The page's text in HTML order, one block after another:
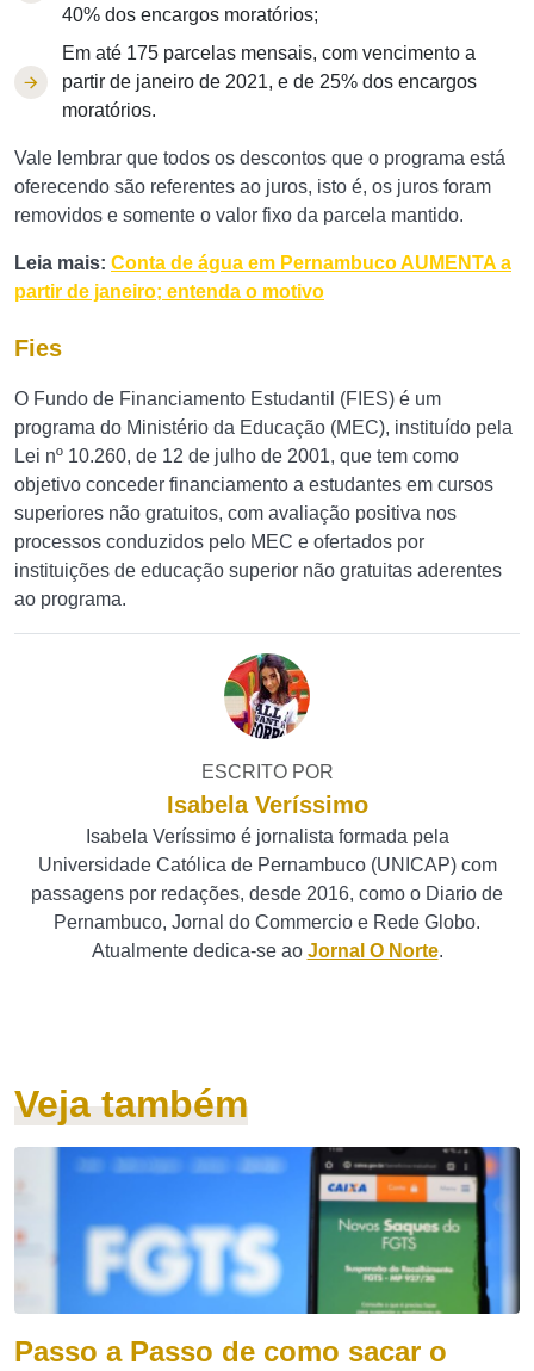
40% dos encargos moratórios;
Em até 175 parcelas mensais, com vencimento a
partir de janeiro de 2021, e de 25% dos encargos
moratórios.
Vale lembrar que todos os descontos que o programa está
oferecendo são referentes ao juros, isto é, os juros foram
removidos e somente o valor fixo da parcela mantido.
Leia mais: Conta de água em Pernambuco AUMENTA a
partir de janeiro; entenda o motivo
Fies
O Fundo de Financiamento Estudantil (FIES) é um
programa do Ministério da Educação (MEC), instituído pela
Lei nº 10.260, de 12 de julho de 2001, que tem como
objetivo conceder financiamento a estudantes em cursos
superiores não gratuitos, com avaliação positiva nos
processos conduzidos pelo MEC e ofertados por
instituições de educação superior não gratuitas aderentes
ao programa.
ESCRITO POR
Isabela Veríssimo
Isabela Veríssimo é jornalista formada pela
Universidade Católica de Pernambuco (UNICAP) com
passagens por redações, desde 2016, como o Diario de
Pernambuco, Jornal do Commercio e Rede Globo.
Atualmente dedica-se ao Jornal O Norte.
Veja também
Passo a Passo de como sacar o